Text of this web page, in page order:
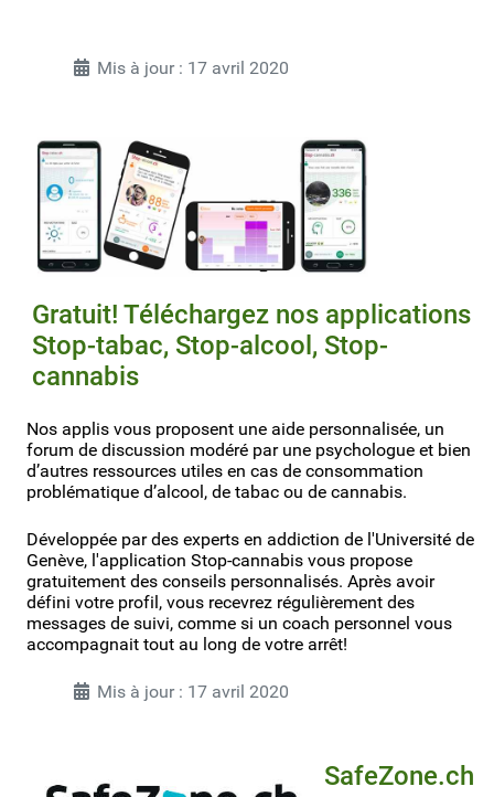
Mis à jour : 17 avril 2020
Gratuit! Téléchargez nos applications
Stop-tabac, Stop-alcool, Stop-
cannabis
Nos applis vous proposent une aide personnalisée, un
forum de discussion modéré par une psychologue et bien
d’autres ressources utiles en cas de consommation
problématique d’alcool, de tabac ou de cannabis.
Développée par des experts en addiction de l'Université de
Genève, l'application Stop-cannabis vous propose
gratuitement des conseils personnalisés. Après avoir
défini votre profil, vous recevrez régulièrement des
messages de suivi, comme si un coach personnel vous
accompagnait tout au long de votre arrêt!
Mis à jour : 17 avril 2020
SafeZone.ch